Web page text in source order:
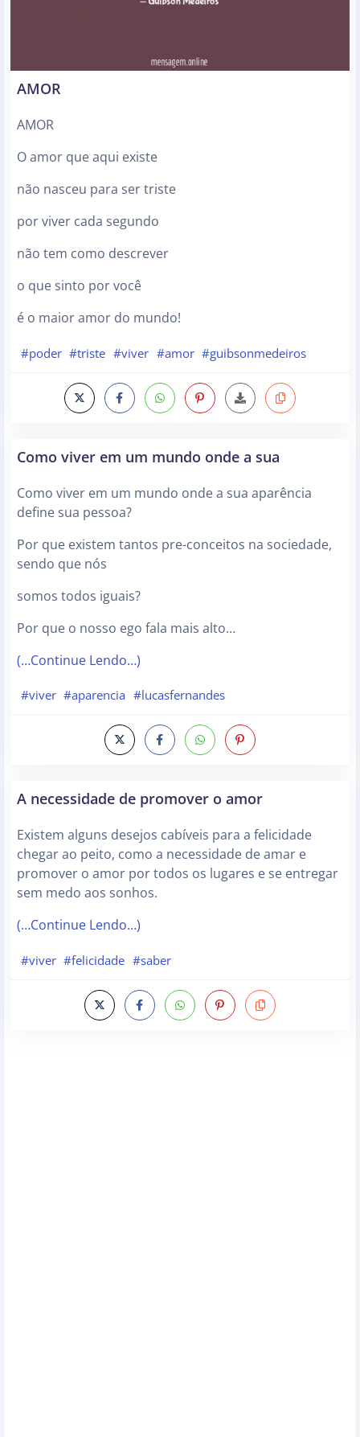
AMOR
AMOR
O amor que aqui existe
não nasceu para ser triste
por viver cada segundo
não tem como descrever
o que sinto por você
é o maior amor do mundo!
#poder #triste #viver #amor #guibsonmedeiros
Como viver em um mundo onde a sua
Como viver em um mundo onde a sua aparência
define sua pessoa?
Por que existem tantos pre-conceitos na sociedade,
sendo que nós
somos todos iguais?
Por que o nosso ego fala mais alto…
(…Continue Lendo…)
#viver #aparencia #lucasfernandes
A necessidade de promover o amor
Existem alguns desejos cabíveis para a felicidade
chegar ao peito, como a necessidade de amar e
promover o amor por todos os lugares e se entregar
sem medo aos sonhos.
(…Continue Lendo…)
#viver #felicidade #saber